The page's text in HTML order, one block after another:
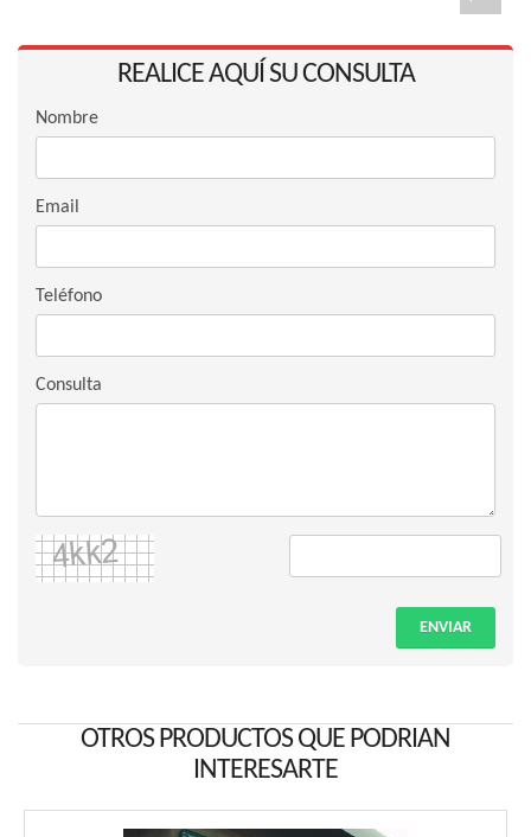
REALICE AQUÍ SU CONSULTA
Nombre
Email
Teléfono
Consulta
ENVIAR
OTROS PRODUCTOS QUE PODRIAN
INTERESARTE